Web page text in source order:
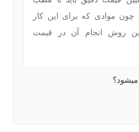
چون موادی که برای این کار
روش انجام آن در قیمت